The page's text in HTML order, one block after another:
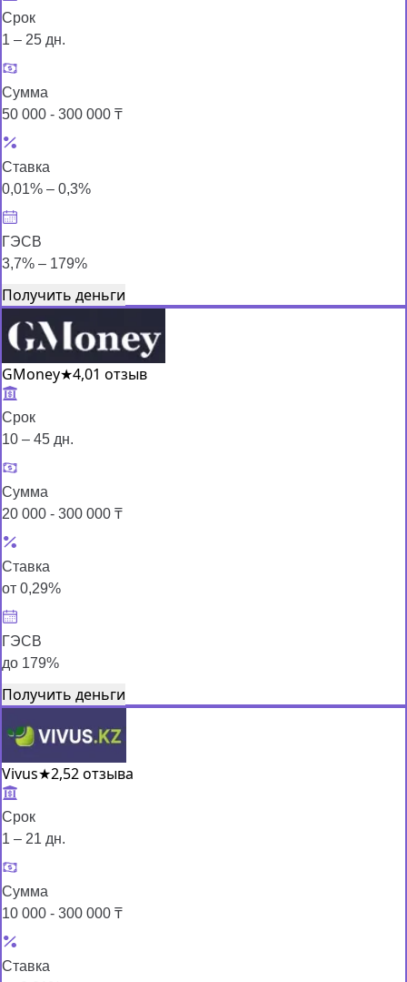
Срок
1 – 25 дн.
Сумма
50 000 - 300 000 ₸
Ставка
0,01% – 0,3%
ГЭСВ
3,7% – 179%
Получить деньги
GMoney★4,01 отзыв
Срок
10 – 45 дн.
Сумма
20 000 - 300 000 ₸
Ставка
от 0,29%
ГЭСВ
до 179%
Получить деньги
Vivus★2,52 отзыва
Срок
1 – 21 дн.
Сумма
10 000 - 300 000 ₸
Ставка